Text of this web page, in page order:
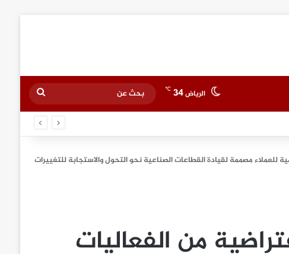
الرياض34
℃
بحث
عن
للعملاء مصممة لقيادة القطاعات الصناعية نحو التحول والاستجابة للتغييرات
من الفعاليات